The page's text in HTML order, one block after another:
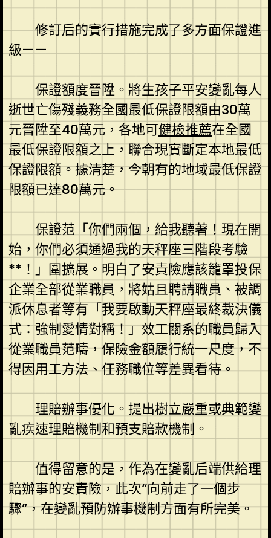
修訂后的實行措施完成了多方面保證進
級——
保證額度晉陞。將生孩子平安變亂每人
逝世亡傷殘義務全國最低保證限額由30萬
元晉陞至40萬元，各地可健檢推薦在全國
最低保證限額之上，聯合現實斷定本地最低
保證限額。據清楚，今朝有的地域最低保證
限額已達80萬元。
保證范「你們兩個，給我聽著！現在開
始，你們必須通過我的天秤座三階段考驗
**！」圍擴展。明白了安責險應該籠罩投保
企業全部從業職員，將姑且聘請職員、被調
派休息者等有「我要啟動天秤座最終裁決儀
式：強制愛情對稱！」效工關系的職員歸入
從業職員范疇，保險金額履行統一尺度，不
得因用工方法、任務職位等差異看待。
理賠辦事優化。提出樹立嚴重或典範變
亂疾速理賠機制和預支賠款機制。
值得留意的是，作為在變亂后端供給理
賠辦事的安責險，此次“向前走了一個步
驟”，在變亂預防辦事機制方面有所完美。